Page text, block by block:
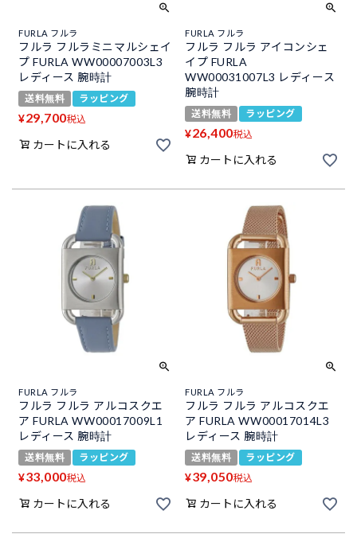
FURLA フルラ
フルラ フルラミニマルシェイ
プ FURLA WW00007003L3
レディース 腕時計
送料無料 ラッピング
¥29,700税込
カートに入れる
FURLA フルラ
フルラ フルラ アイコンシェ
イプ FURLA
WW00031007L3 レディース
腕時計
送料無料 ラッピング
¥26,400税込
カートに入れる
FURLA フルラ
フルラ フルラ アルコスクエ
ア FURLA WW00017009L1
レディース 腕時計
送料無料 ラッピング
¥33,000税込
カートに入れる
FURLA フルラ
フルラ フルラ アルコスクエ
ア FURLA WW00017014L3
レディース 腕時計
送料無料 ラッピング
¥39,050税込
カートに入れる